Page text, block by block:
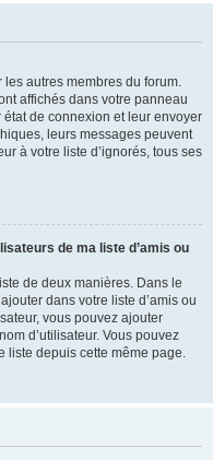
autres membres du forum.
affichés dans votre panneau
de connexion et leur envoyer
leurs messages peuvent
à votre liste d’ignorés, tous ses
de ma liste d’amis ou
de deux manières. Dans le
dans votre liste d’amis ou
vous pouvez ajouter
d’utilisateur. Vous pouvez
liste depuis cette même page.